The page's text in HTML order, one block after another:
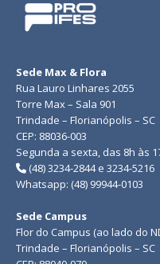
Sede Max & Flora
Rua Lauro Linhares 2055
Torre Max – Sala 901
Trindade – Florianópolis – SC
CEP: 88036-003
Segunda a sexta, das 8h às
(48) 3234-2844 e 3234-5216
Whatsapp: (48) 99944-0103
Sede Campus
Flor do Campus (ao lado do
Trindade – Florianópolis – SC